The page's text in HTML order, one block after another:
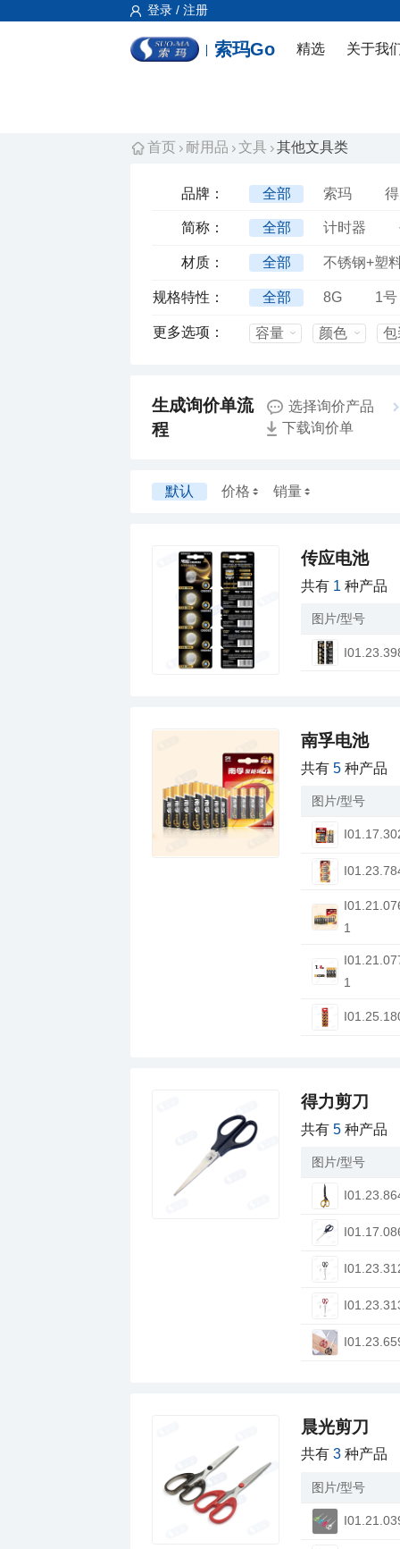
登录 / 注册
索玛Go 精选 关于我
首页 耐用品 文具 其他文具类
品牌： 全部 索玛
白象
金士顿
简称： 全部 计时器
白板擦
板夹
修正液
液体胶
封箱器
激光翻页
材质： 全部
不锈钢+塑
铝合金
金属+塑
铝边+水松板
树
规格特性： 全部 8G
1号
A4
带语音
开箱刀
适配双排
更多选项： 容量 颜色 包
程
选择询价产品
下载询价单
默认 价格 销量
传应电池
共有 1 种产品
图片/型号
南孚电池
共有5 种产品
图片/型号
1
1
得力剪刀
共有5 种产品
图片/型号
晨光剪刀
共有3 种产品
图片/型号